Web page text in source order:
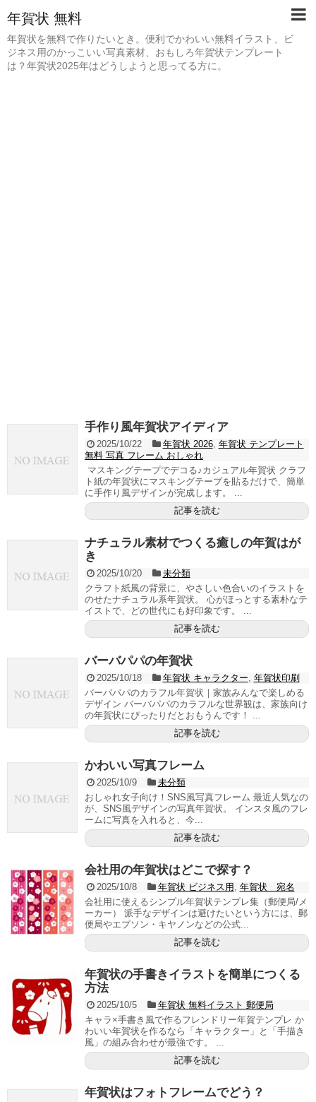
年賀状 無料
年賀状を無料で作りたいとき。便利でかわいい無料イラスト、ビ
ジネス用のかっこいい写真素材、おもしろ年賀状テンプレート
は？年賀状2025年はどうしようと思ってる方に。
手作り風年賀状アイディア
2025/10/22 年賀状 2026, 年賀状 テンプレート
無料 写真 フレーム おしゃれ
マスキングテープでデコる♪カジュアル年賀状 クラフ
ト紙の年賀状にマスキングテープを貼るだけで、簡単
に手作り風デザインが完成します。 ...
記事を読む
ナチュラル素材でつくる癒しの年賀はが
き
2025/10/20
未分類
クラフト紙風の背景に、やさしい色合いのイラストを
のせたナチュラル系年賀状。 心がほっとする素朴なテ
イストで、どの世代にも好印象です。 ...
記事を読む
バーバパパの年賀状
2025/10/18 年賀状 キャラクター, 年賀状印刷
バーバパパのカラフル年賀状｜家族みんなで楽しめる
デザイン バーバパパのカラフルな世界観は、家族向け
の年賀状にぴったりだとおもうんです！ ...
記事を読む
かわいい写真フレーム
2025/10/9
未分類
おしゃれ女子向け！SNS風写真フレーム 最近人気なの
が、SNS風デザインの写真年賀状。 インスタ風のフレ
ームに写真を入れると、今...
記事を読む
会社用の年賀状はどこで探す？
2025/10/8 年賀状 ビジネス用 , 年賀状 宛名
会社用に使えるシンプル年賀状テンプレ集（郵便局/メ
ーカー） 派手なデザインは避けたいという方には、郵
便局やエプソン・キヤノンなどの公式...
記事を読む
年賀状の手書きイラストを簡単につくる
方法
2025/10/5
年賀状 無料イラスト 郵便局
キャラ×手書き風で作るフレンドリー年賀テンプレ か
わいい年賀状を作るなら「キャラクター」と「手描き
風」の組み合わせが最強です。 ...
記事を読む
年賀状はフォトフレームでどう？